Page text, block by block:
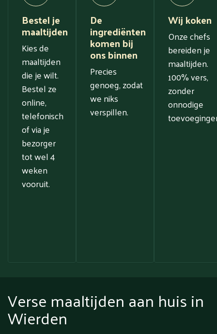
Bestel je
maaltijden
Kies de
maaltijden
die je wilt.
Bestel ze
online,
telefonisch
of via je
bezorger
tot wel 4
weken
vooruit.
De
ingrediënten
komen bij
ons binnen
Precies
genoeg, zodat
we niks
verspillen.
Wij koken
Onze chefs
bereiden je
maaltijden.
100% vers,
zonder
onnodige
Verse maaltijden aan huis in
Wierden